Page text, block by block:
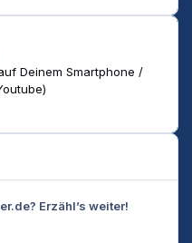
Deinem Smartphone /
Erzähl’s weiter!